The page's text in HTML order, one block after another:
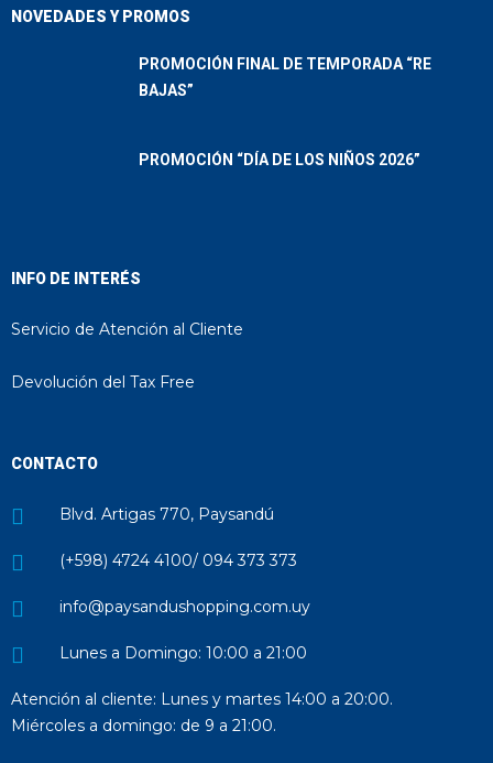
NOVEDADES Y PROMOS
PROMOCIÓN FINAL DE TEMPORADA “RE
BAJAS”
PROMOCIÓN “DÍA DE LOS NIÑOS 2026”
INFO DE INTERÉS
Servicio de Atención al Cliente
Devolución del Tax Free
CONTACTO
Blvd. Artigas 770, Paysandú
(+598) 4724 4100/ 094 373 373
info@paysandushopping.com.uy
Lunes a Domingo: 10:00 a 21:00
Atención al cliente: Lunes y martes 14:00 a 20:00.
Miércoles a domingo: de 9 a 21:00.